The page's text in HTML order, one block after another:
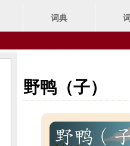
词典
野鸭（子）